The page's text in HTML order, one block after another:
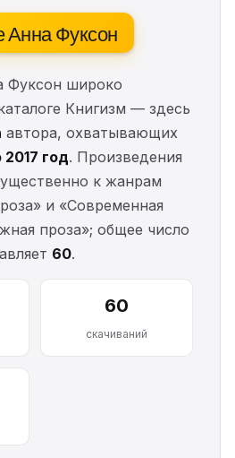
Анна Фуксон
Фуксон широко
Книгизм — здесь
автора, охватывающих
2017 год. Произведения
к жанрам
и «Современная
проза»; общее число
60.
60
скачиваний